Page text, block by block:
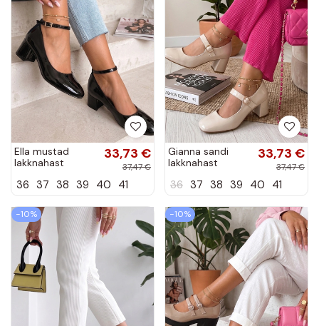
Ella mustad
lakknahast
33,73 €
37,47 €
36 37 38 39 40 41
Gianna sandi
lakknahast
33,73 €
37,47 €
36 37 38 39 40 41
−10% −10%